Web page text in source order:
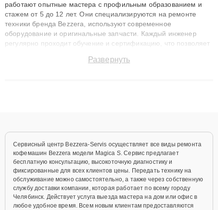
работают опытные мастера с профильным образованием и
стажем от 5 до 12 лет. Они специализируются на ремонте
техники бренда Bezzera, используют современное
оборудование и оригинальные запчасти. Каждый инженер
регулярно проходит обучение и сертификацию, что позволяет
технику с сохранением гарантии до 3 лет. Наши мастера
Развернуть
Сервисный центр Bezzera-Servis осуществляет все виды ремонта
кофемашин Bezzera модели Magica S. Сервис предлагает
бесплатную консультацию, высокоточную диагностику и
фиксированные для всех клиентов цены. Передать технику на
обслуживание можно самостоятельно, а также через собственную
службу доставки компании, которая работает по всему городу
Челябинск. Действует услуга выезда мастера на дом или офис в
любое удобное время. Всем новым клиентам предоставляются